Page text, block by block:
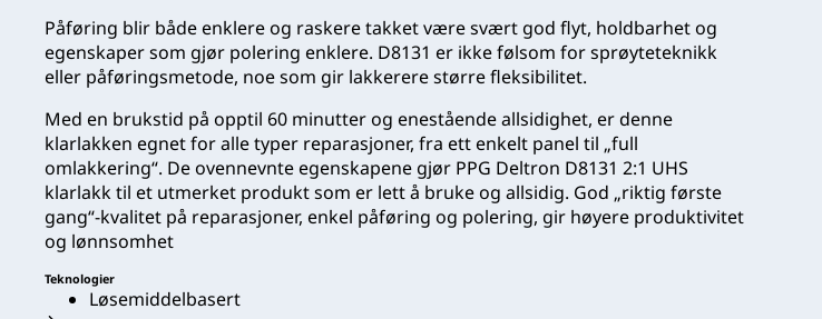
Påføring blir både enklere og raskere takket være svært god flyt, holdbarhet og
egenskaper som gjør polering enklere. D8131 er ikke følsom for sprøyteteknikk
eller påføringsmetode, noe som gir lakkerere større fleksibilitet.
Med en brukstid på opptil 60 minutter og enestående allsidighet, er denne
klarlakken egnet for alle typer reparasjoner, fra ett enkelt panel til „full
omlakkering“. De ovennevnte egenskapene gjør PPG Deltron D8131 2:1 UHS
klarlakk til et utmerket produkt som er lett å bruke og allsidig. God „riktig første
gang“-kvalitet på reparasjoner, enkel påføring og polering, gir høyere produktivitet
og lønnsomhet
Teknologier
Løsemiddelbasert